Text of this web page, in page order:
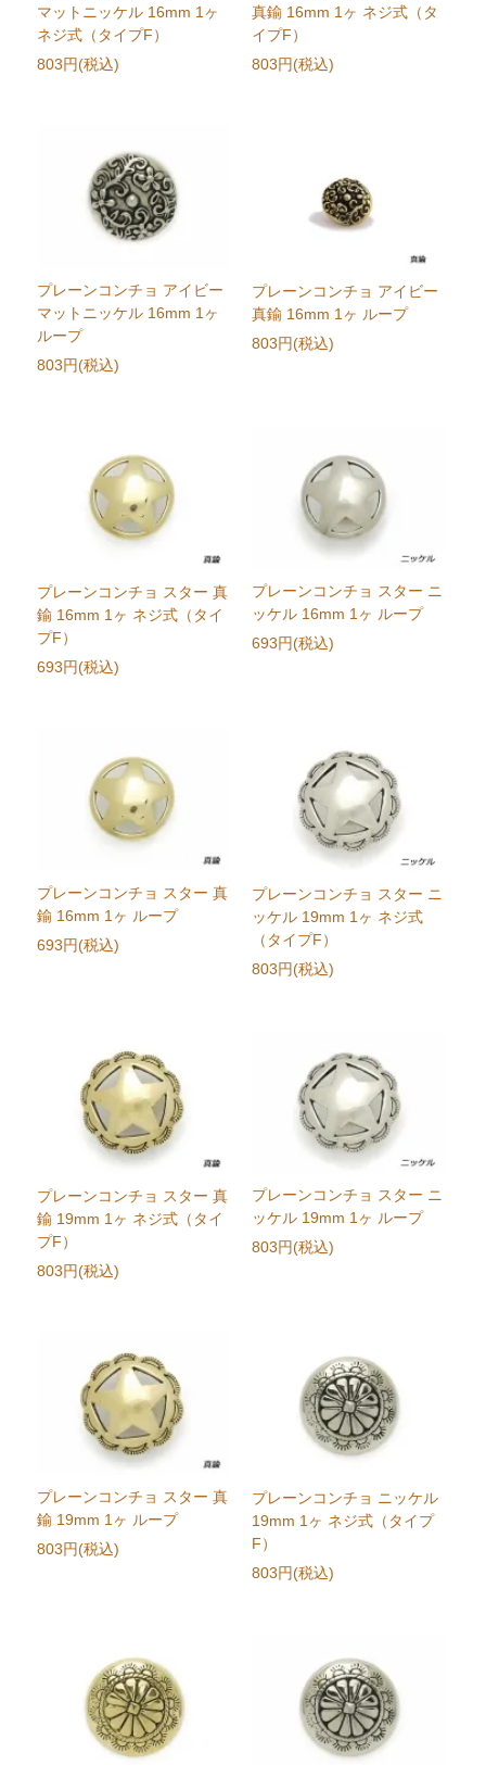
マットニッケル 16mm 1ヶ
ネジ式（タイプF）
803円(税込)
真鍮 16mm 1ヶ ネジ式（タ
イプF）
803円(税込)
プレーンコンチョ アイビー
マットニッケル 16mm 1ヶ
ループ
803円(税込)
プレーンコンチョ アイビー
真鍮 16mm 1ヶ ループ
803円(税込)
プレーンコンチョ スター 真
鍮 16mm 1ヶ ネジ式（タイ
プF）
693円(税込)
プレーンコンチョ スター ニ
ッケル 16mm 1ヶ ループ
693円(税込)
プレーンコンチョ スター 真
鍮 16mm 1ヶ ループ
693円(税込)
プレーンコンチョ スター ニ
ッケル 19mm 1ヶ ネジ式
（タイプF）
803円(税込)
プレーンコンチョ スター 真
鍮 19mm 1ヶ ネジ式（タイ
プF）
803円(税込)
プレーンコンチョ スター ニ
ッケル 19mm 1ヶ ループ
803円(税込)
プレーンコンチョ スター 真
鍮 19mm 1ヶ ループ
803円(税込)
プレーンコンチョ ニッケル
19mm 1ヶ ネジ式（タイプ
F）
803円(税込)